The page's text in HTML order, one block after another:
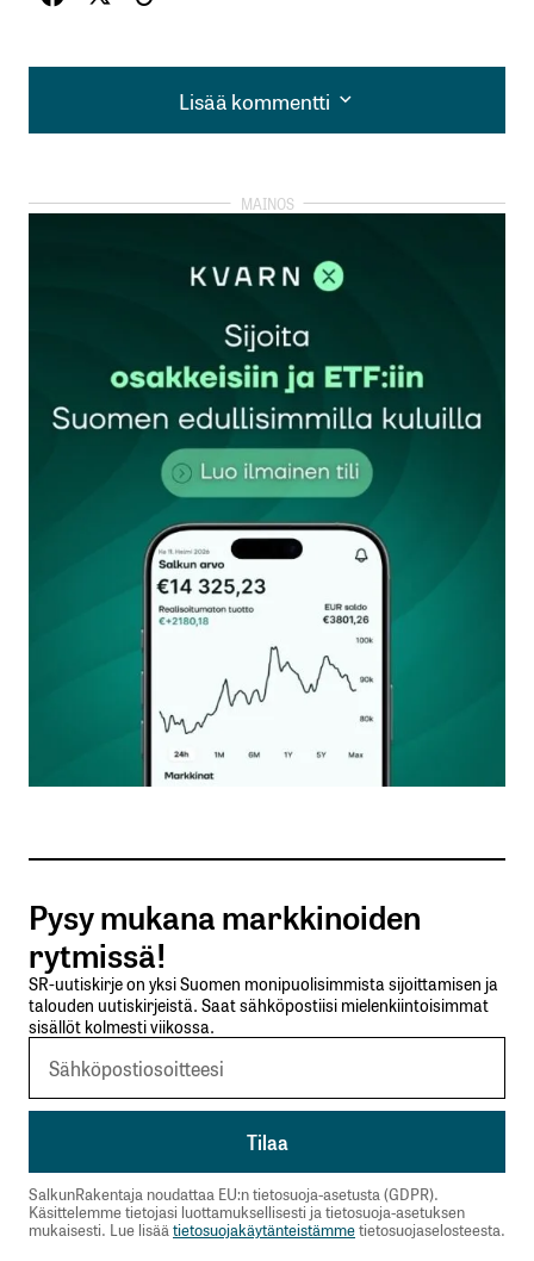
Lisää kommentti
Lisää kommentti
kirjautua
rekisteröityä
Sähköpostiosoitettasi ei julkaista.Pakolliset
kentät on merkitty*
Kommentti*
Nimesi tai nimimerkkisi
Sähköpostiosoitteesi
Tilaa SalkunRakentajan uutiskirje
Lähetä kommentti
Pysy mukana markkinoiden
rytmissä!
SR-uutiskirje on yksi Suomen monipuolisimmista sijoittamisen ja
talouden uutiskirjeistä. Saat sähköpostiisi mielenkiintoisimmat
sisällöt kolmesti viikossa.
SalkunRakentaja noudattaa EU:n tietosuoja-asetusta (GDPR).
Käsittelemme tietojasi luottamuksellisesti ja tietosuoja-asetuksen
mukaisesti. Lue lisää tietosuojakäytänteistämmetietosuojaselosteesta.